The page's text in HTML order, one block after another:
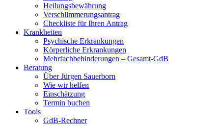
Heilungsbewährung
Verschlimmerungsantrag
Checkliste für Ihren Antrag
Krankheiten
Psychische Erkrankungen
Körperliche Erkrankungen
Mehrfachbehinderungen – Gesamt-GdB
Beratung
Über Jürgen Sauerborn
Wie wir helfen
Einschätzung
Termin buchen
Tools
GdB-Rechner